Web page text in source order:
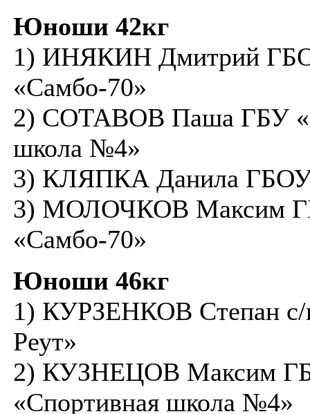
Юноши 42кг
1) ИНЯКИН Дмитрий
«Самбо-70»
2) СОТАВОВ Паша ГБУ
школа №4»
3) КЛЯПКА Данила
3) МОЛОЧКОВ Максим
«Самбо-70»
Юноши 46кг
1) КУРЗЕНКОВ Степан с/
Реут»
2) КУЗНЕЦОВ Максим
«Спортивная школа №4»